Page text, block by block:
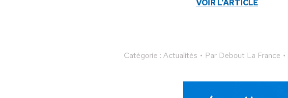
VOIR L’ARTICLE
Catégorie : Actualités Par Debout La France